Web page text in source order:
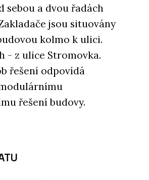
sebou a dvou řadách
jsou situovány
kolmo k ulici.
- z ulice Stromovka.
řešení odpovídá
řešení budovy.